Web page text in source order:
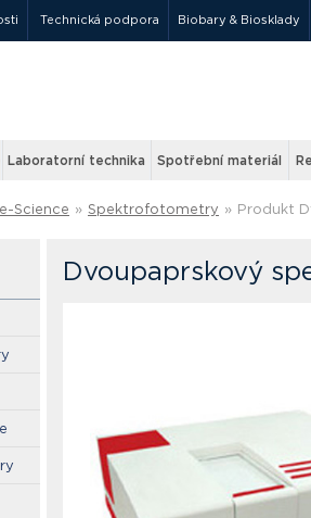
Technická podpora Biobary & Biosklady
Laboratorní technika Spotřební materiál
Science » Spektrofotometry » Produkt
Dvoupaprskový